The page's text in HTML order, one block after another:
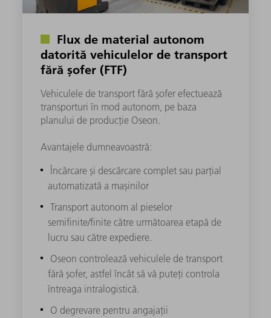
Flux de material autonom
datorită vehiculelor de transport
fără șofer (FTF)
Vehiculele de transport fără șofer efectuează
transporturi în mod autonom, pe baza
planului de producție Oseon.
Avantajele dumneavoastră:
Încărcare și descărcare complet sau parțial
automatizată a mașinilor
Transport autonom al pieselor
semifinite/finite către următoarea etapă de
lucru sau către expediere.
Oseon controlează vehiculele de transport
fără șofer, astfel încât să vă puteți controla
întreaga intralogistică.
O degrevare pentru angajații